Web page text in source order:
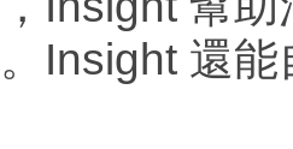
Insight 還